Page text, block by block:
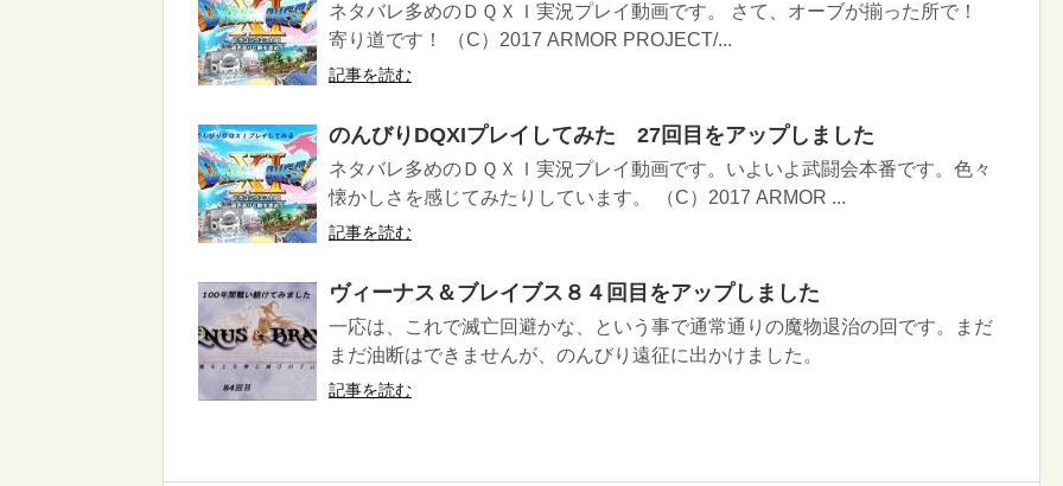
ネタバレ多めのＤＱＸＩ実況プレイ動画です。 さて、オーブが揃った所で！
寄り道です！ （C）2017 ARMOR PROJECT/...
記事を読む
のんびりDQXIプレイしてみた 27回目をアップしました
ネタバレ多めのＤＱＸＩ実況プレイ動画です。いよいよ武闘会本番です。色々
懐かしさを感じてみたりしています。 （C）2017 ARMOR ...
記事を読む
ヴィーナス＆ブレイブス８４回目をアップしました
一応は、これで滅亡回避かな、という事で通常通りの魔物退治の回です。まだ
まだ油断はできませんが、のんびり遠征に出かけました。
記事を読む